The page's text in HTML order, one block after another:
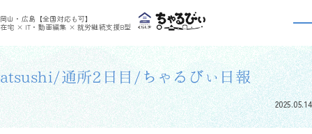
岡山・広島【全国対応も可】
在宅 × IT・動画編集 × 就労継続支援B型
利用者さんの日報 >
利用者さんの日報
atsushi/通所2日目/ちゃるびぃ日報
2025.05.14